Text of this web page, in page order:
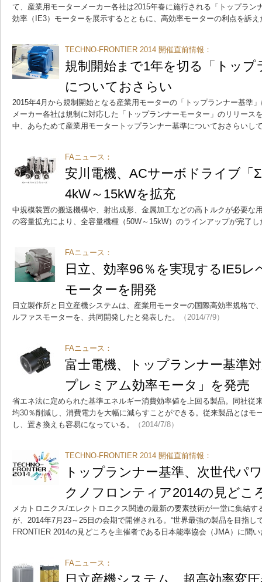
て、産業用モーターメーカー各社は2015年春に施行される「トップラン
効率（IE3）モーターを展示するとともに、高効率モーターの利点を訴え
TECHNO-FRONTIER 2014 開催直前情報：
規制開始まで1年を切る「トップ
についておさらい
2015年4月から規制開始となる産業用モーターの「トップランナー基準
メーカー各社は規制に対応した「トップランナーモーター」のリリース
中、あらためて産業用モータートップランナー基準についておさらいし
FAニュース：
安川電機、ACサーボドライブ「
4kW～15kWを拡充
中規模装置の搬送機構や、射出成形、金属加工などの高トルクが必要な
の容量拡充により、全容量機種（50W～15kW）のラインアップが完了
FAニュース：
日立、効率96％を実現するIE5
モーターを開発
日立製作所と日立産機システムは、産業用モーターの国際高効率規格で
ルファスモーターを、共同開発したと発表した。
（2014/7/9）
FAニュース：
富士電機、トップランナー基準
プレミアム効率モータ」を発売
省エネ法に定められた基準エネルギー消費効率値を上回る製品。同社従
均30％削減し、消費電力を大幅に減らすことができる。従来製品とはモ
し、置き換えも容易になっている。
（2014/7/8）
TECHNO-FRONTIER 2014 開催直前情報：
トップランナー基準、次世代
クノフロンティア2014の見どこ
メカトロニクス/エレクトロニクス関連の最新の要素技術が一堂に集結す
が、2014年7月23～25日の会期で開催される。“世界最強の製品を目指し
FRONTIER 2014の見どころを主催者である日本能率協会（JMA）に聞い
FAニュース：